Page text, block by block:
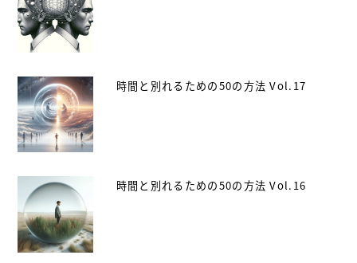
時間と別れるための50の方法 Vol.17
時間と別れるための50の方法 Vol.16